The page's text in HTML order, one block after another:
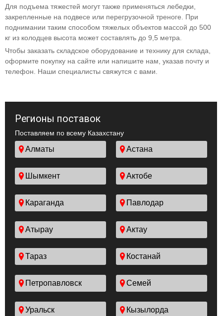
Для подъема тяжестей могут также применяться лебедки,
закрепленные на подвесе или перегрузочной треноге. При
поднимании таким способом тяжелых объектов массой до 500
кг из колодцев высота может составлять до 9,5 метра.
Чтобы заказать складское оборудование и технику для склада,
оформите покупку на сайте или напишите нам, указав почту и
телефон. Наши специалисты свяжутся с вами.
Регионы поставок
Поставляем по всему Казахстану
Алматы Астана
Шымкент Актобе
Караганда Павлодар
Атырау Актау
Тараз Костанай
Петропавловск Семей
Уральск Кызылорда